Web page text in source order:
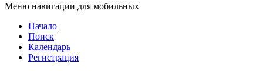
Меню навигации для мобильных
Начало
Поиск
Календарь
Регистрация